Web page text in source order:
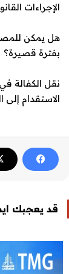
الإجراءات
هل يمكن
بفترة قصيرة؟
نقل الكفالة
الاستقدام
قد يعجبك